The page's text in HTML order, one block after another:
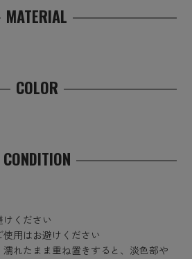
MATERIAL
COLOR
CONDITION
けください
使用はお避けください
濡れたまま重ね置きすると、淡色部や